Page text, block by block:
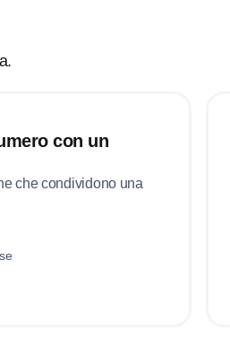
con un
che condividono una